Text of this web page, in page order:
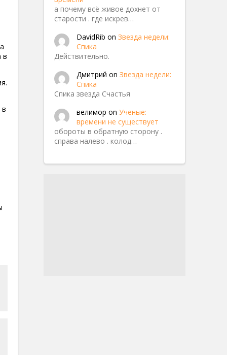
в
а почему всё живое дохнет от
старости . где искрев…
DavidRib on Звезда недели:
Спика
Действительно.
Дмитрий on Звезда недели:
Спика
Спика звезда Счастья
велимор on Ученые:
времени не существует
обороты в обратную сторону .
справа налево . колод…